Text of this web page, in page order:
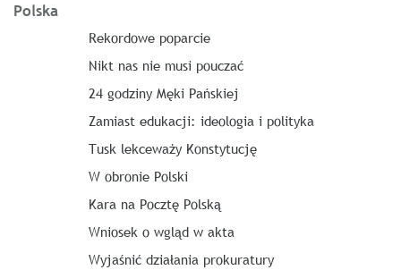
Polska
Rekordowe poparcie
Nikt nas nie musi pouczać
24 godziny Męki Pańskiej
Zamiast edukacji: ideologia i polityka
Tusk lekceważy Konstytucję
W obronie Polski
Kara na Pocztę Polską
Wniosek o wgląd w akta
Wyjaśnić działania prokuratury